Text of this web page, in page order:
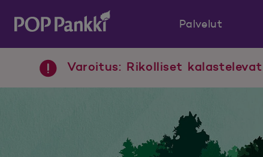
POP Pankki, etusivulle
Palvelut
Varoitus: Rikolliset